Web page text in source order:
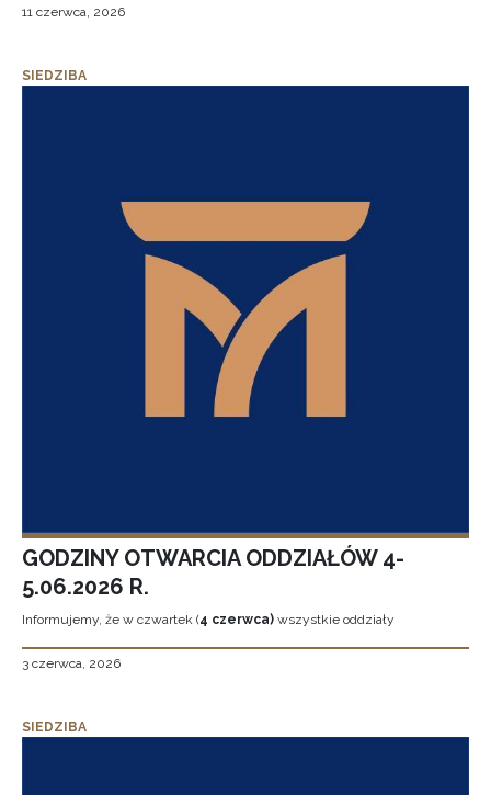
11 czerwca, 2026
SIEDZIBA
GODZINY OTWARCIA ODDZIAŁÓW 4-
5.06.2026 R.
Informujemy, że w czwartek (4 czerwca) wszystkie oddziały
3 czerwca, 2026
SIEDZIBA